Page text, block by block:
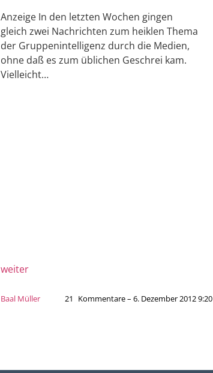
Anzeige In den letzten Wochen gingen
gleich zwei Nachrichten zum heiklen Thema
der Gruppenintelligenz durch die Medien,
ohne daß es zum üblichen Geschrei kam.
Vielleicht…
weiter
Baal Müller 21 Kommentare – 6. Dezember 2012 9:20